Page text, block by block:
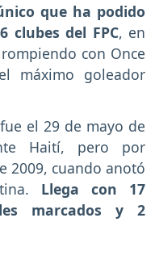
que ha podido
clubes del FPC, en
con Once
máximo goleador
el 29 de mayo de
Haití, pero por
2009, cuando anotó
Llega con 17
marcados y 2